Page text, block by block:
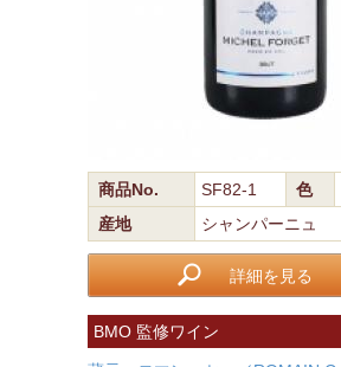
商品No. SF82-1 色
産地
シャンパーニュ
詳細を見る
BMO 監修ワイン